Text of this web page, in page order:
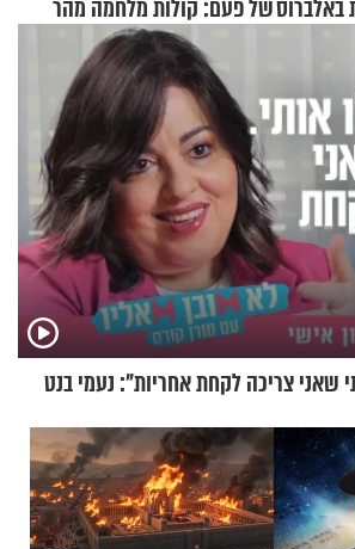
באלברוסשל פעם: קולות מלחמה מהר
שאני צריכה לקחת אחריות": נעמי בנט